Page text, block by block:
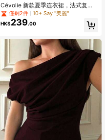
Cévolie 新款夏季连衣裙，法式复古
露背性感连衣裙，冰山蓝性感露背吊
带连衣裙，适合海岛度假，休闲宽松
优雅雪纺连衣裙，适合度假、海滩漫
僅剩2件 10+ Say "美麗"
HK$239.00